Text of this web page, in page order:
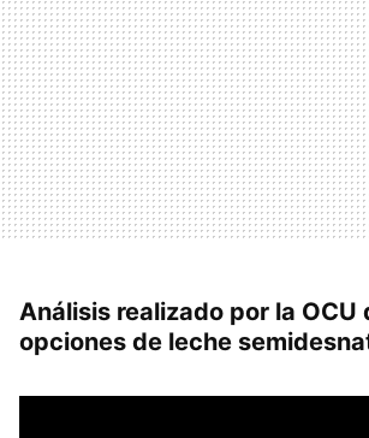
Análisis realizado por la
opciones de leche